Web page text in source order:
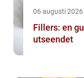
06 augusti 2026
Fillers: en
utseendet